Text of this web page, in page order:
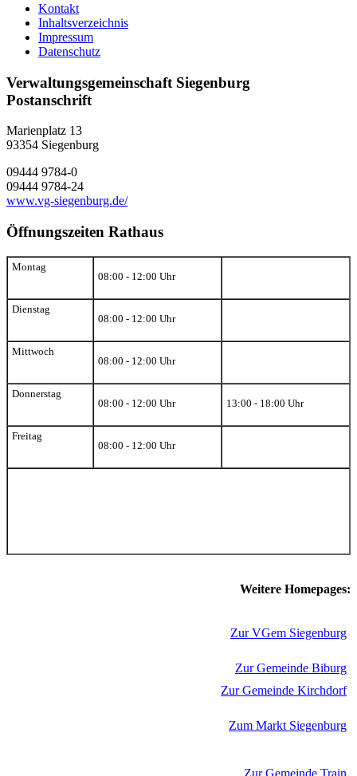
Kontakt
Inhaltsverzeichnis
Impressum
Datenschutz
Verwaltungsgemeinschaft Siegenburg
Postanschrift
Marienplatz 13
93354 Siegenburg
09444 9784-0
09444 9784-24
www.vg-siegenburg.de/
Öffnungszeiten Rathaus
Montag
08:00 - 12:00 Uhr
Dienstag
08:00 - 12:00 Uhr
Mittwoch
08:00 - 12:00 Uhr
Donnerstag
08:00 - 12:00 Uhr
13:00 - 18:00 Uhr
Freitag
08:00 - 12:00 Uhr
Weitere Homepages:
Zur VGem Siegenburg
Zur Gemeinde Biburg
Zur Gemeinde Kirchdorf
Zum Markt Siegenburg
Zur Gemeinde Train